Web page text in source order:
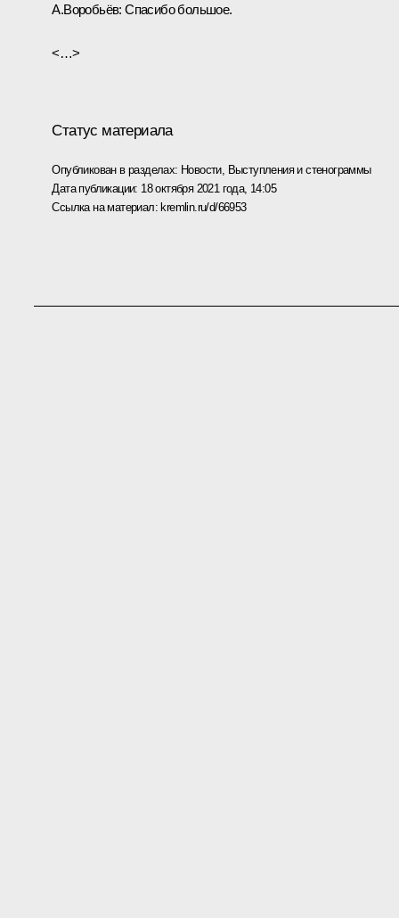
А.Воробьёв: Спасибо большое.
<…>
Статус материала
Опубликован в разделах: Новости, Выступления и стенограммы
Дата публикации: 18 октября 2021 года, 14:05
Ссылка на материал: kremlin.ru/d/66953